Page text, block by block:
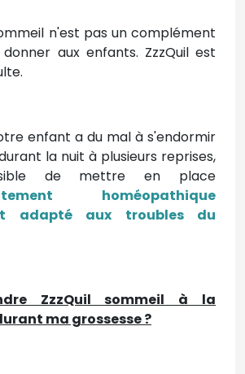
n'est pas un complément
aux enfants. ZzzQuil est
enfant a du mal à s'endormir
la nuit à plusieurs reprises,
de mettre en place
homéopathique
adapté aux troubles du
ZzzQuil sommeil à la
ma grossesse ?